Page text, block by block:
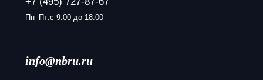
Пн–Пт:с 9:00 до 18:00
info@nbru.ru